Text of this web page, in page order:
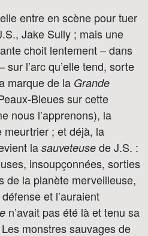
entre en scène pour tuer
Jake Sully ; mais une
choit lentement – dans
l’arc qu’elle tend, sorte
marque de la Grande
Bleues sur cette
nous l’apprenons), la
meurtrier ; et déjà, la
lasauveteuse de J.S. :
insoupçonnées, sorties
de la planète merveilleuse,
et l’auraient
n’avait pas été là et tenu sa
monstres sauvages de